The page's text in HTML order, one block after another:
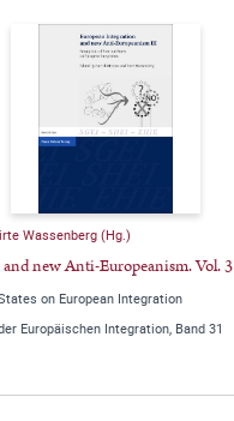
Wassenberg (Hg.)
new Anti-Europeanism. Vol. 3
on European Integration
Europäischen Integration, Band 31